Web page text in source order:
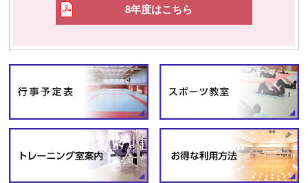
8年度はこちら